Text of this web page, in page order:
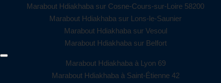
Marabout Hdiakhaba sur Cosne-Cours-sur-Loire 58200
Marabout Hdiakhaba sur Lons-le-Saunier
Marabout Hdiakhaba sur Vesoul
Marabout Hdiakhaba sur Belfort
Marabout Hdiakhaba à Lyon 69
Marabout Hdiakhaba à Saint-Étienne 42